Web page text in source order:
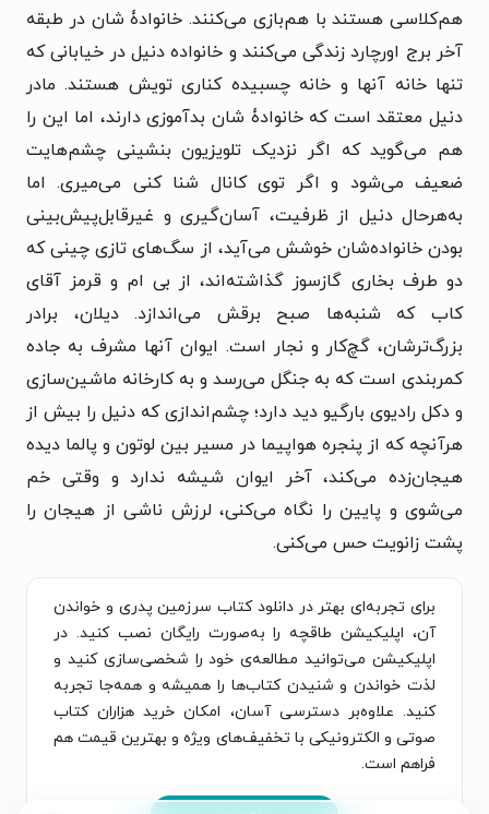
هم‌کلاسی هستند با هم‌بازی می‌کنند. خانوادۀ شان در طبقه
آخر برج اورچارد زندگی می‌کنند و خانواده دنیل در خیابانی که
تنها خانه آنها و خانه چسبیده کناری تویش هستند. مادر
دنیل معتقد است که خانوادۀ شان بدآموزی دارند، اما این را
هم می‌گوید که اگر نزدیک تلویزیون بنشینی چشم‌هایت
ضعیف می‌شود و اگر توی کانال شنا کنی می‌میری. اما
به‌هرحال دنیل از ظرفیت، آسان‌گیری و غیرقابل‌پیش‌بینی
بودن خانواده‌شان خوشش می‌آید، از سگ‌های تازی چینی که
دو طرف بخاری گازسوز گذاشته‌اند، از بی ام و قرمز آقای
کاب که شنبه‌ها صبح برقش می‌اندازد. دیلان، برادر
بزرگ‌ترشان، گچ‌کار و نجار است. ایوان آنها مشرف به جاده
کمربندی است که به جنگل می‌رسد و به کارخانه ماشین‌سازی
و دکل رادیوی بارگیو دید دارد؛ چشم‌اندازی که دنیل را بیش از
هرآنچه که از پنجره هواپیما در مسیر بین لوتون و پالما دیده
هیجان‌زده می‌کند، آخر ایوان شیشه ندارد و وقتی خم
می‌شوی و پایین را نگاه می‌کنی، لرزش ناشی از هیجان را
پشت زانویت حس می‌کنی.
برای تجربه‌ای بهتر در دانلود کتاب سرزمین پدری و خواندن
آن، اپلیکیشن طاقچه را به‌صورت رایگان نصب کنید. در
اپلیکیشن می‌توانید مطالعه‌ی خود را شخصی‌سازی کنید و
لذت خواندن و شنیدن کتاب‌ها را همیشه و همه‌جا تجربه
کنید. علاوه‌بر دسترسی آسان، امکان خرید هزاران کتاب
صوتی و الکترونیکی با تخفیف‌های ویژه و بهترین قیمت هم
فراهم است.